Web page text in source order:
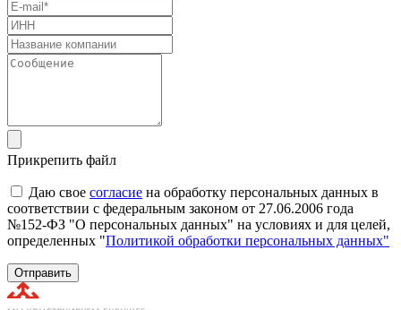
Прикрепить файл
Даю свое согласие на обработку персональных данных в
соответствии с федеральным законом от 27.06.2006 года
№152-ФЗ "О персональных данных" на условиях и для целей,
определенных "Политикой обработки персональных данных"
Отправить